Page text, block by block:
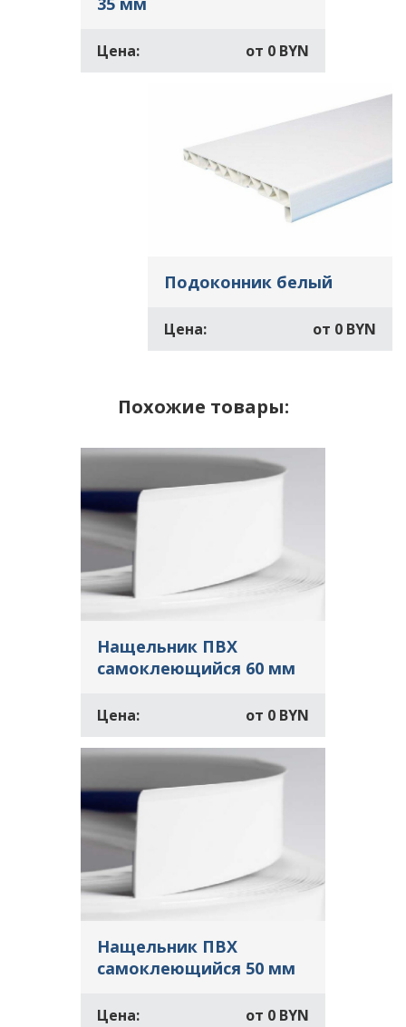
Цена: от 0 BYN
Подоконник белый
Цена: от 0 BYN
Похожие товары:
Нащельник ПВХ
самоклеющийся 60 мм
Цена: от 0 BYN
Нащельник ПВХ
самоклеющийся 50 мм
Цена: от 0 BYN